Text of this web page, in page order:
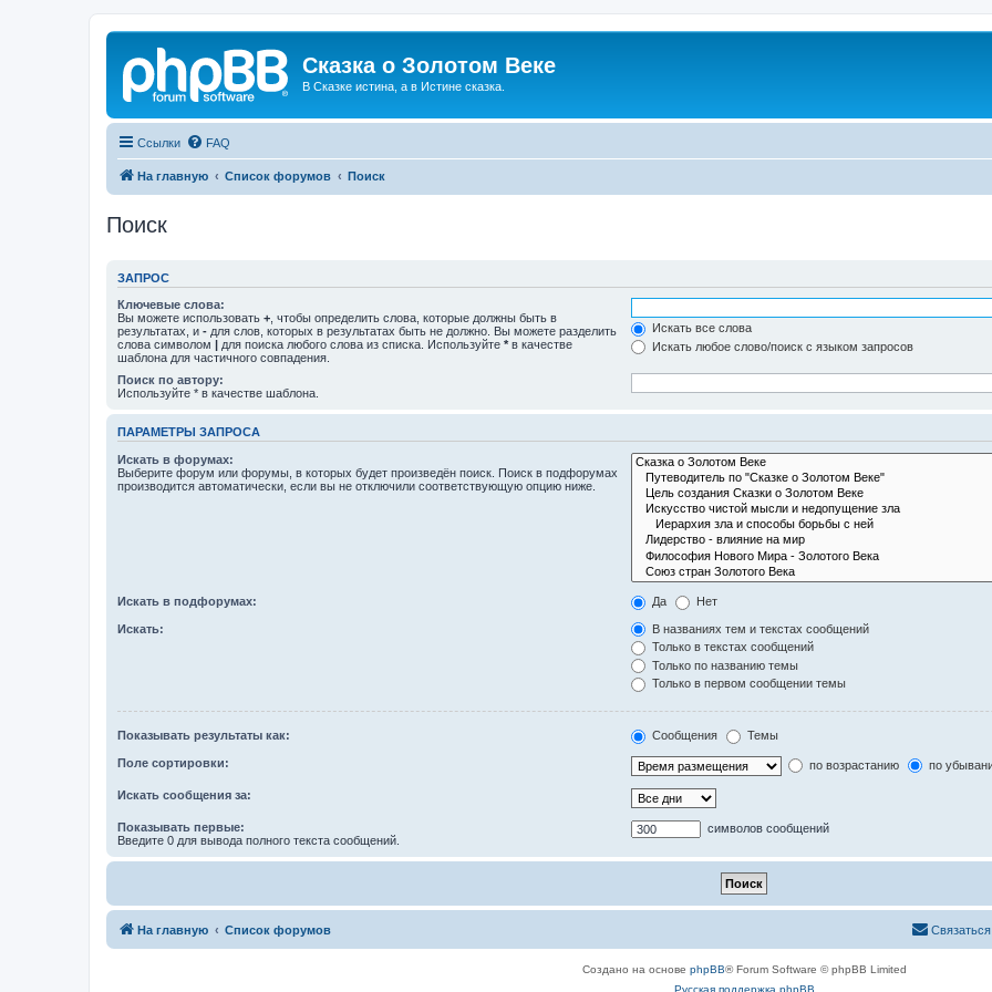
Сказка о Золотом Веке
В Сказке истина, а в Истине сказка.
Ссылки FAQ
На главную Список форумов Поиск
Поиск
ЗАПРОС
Ключевые слова:
Вы можете использовать + , чтобы определить слова, которые должны быть в
результатах, и - для слов, которых в результатах быть не должно. Вы можете разделить
слова символом | для поиска любого слова из списка. Используйте * в качестве
шаблона для частичного совпадения.
Искать все слова
Искать любое слово/поиск с языком запросов
Поиск по автору:
Используйте * в качестве шаблона.
ПАРАМЕТРЫ ЗАПРОСА
Искать в форумах:
Выберите форум или форумы, в которых будет произведён поиск. Поиск в подфорумах
производится автоматически, если вы не отключили соответствующую опцию ниже.
Искать в подфорумах: Да Нет
Искать:
В названиях тем и текстах сообщений
Только в текстах сообщений
Только по названию темы
Только в первом сообщении темы
Показывать результаты как: Сообщения Темы
Поле сортировки: по возрастанию по
Искать сообщения за:
Показывать первые:
Введите 0 для вывода полного текста сообщений.
символов сообщений
На главную Список форумов
Создано на основе phpBB® Forum Software © phpBB Limited
Русская поддержка phpBB